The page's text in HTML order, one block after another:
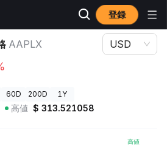
登録
AAPLX USD
60D 200D 1Y
高値 $ 313.521058